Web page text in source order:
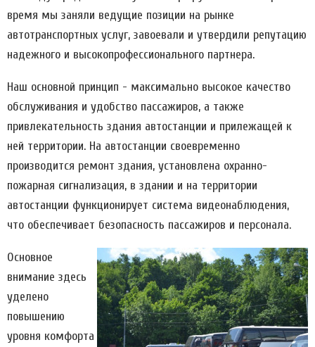
время мы заняли ведущие позиции на рынке
автотранспортных услуг, завоевали и утвердили репутацию
надежного и высокопрофессионального партнера.
Наш основной принцип - максимально высокое качество
обслуживания и удобство пассажиров, а также
привлекательность здания автостанции и прилежащей к
ней территории. На автостанции своевременно
производится ремонт здания, установлена охранно-
пожарная сигнализация, в здании и на территории
автостанции функционирует система видеонаблюдения,
что обеспечивает безопасность пассажиров и персонала.
Основное
внимание здесь
уделено
повышению
уровня комфорта